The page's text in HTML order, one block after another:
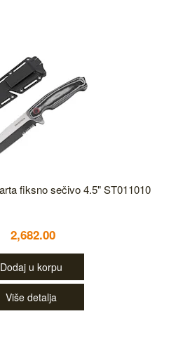
fiksno sečivo 4.5" ST011010
2,682.00
Dodaj u korpu
Više detalja